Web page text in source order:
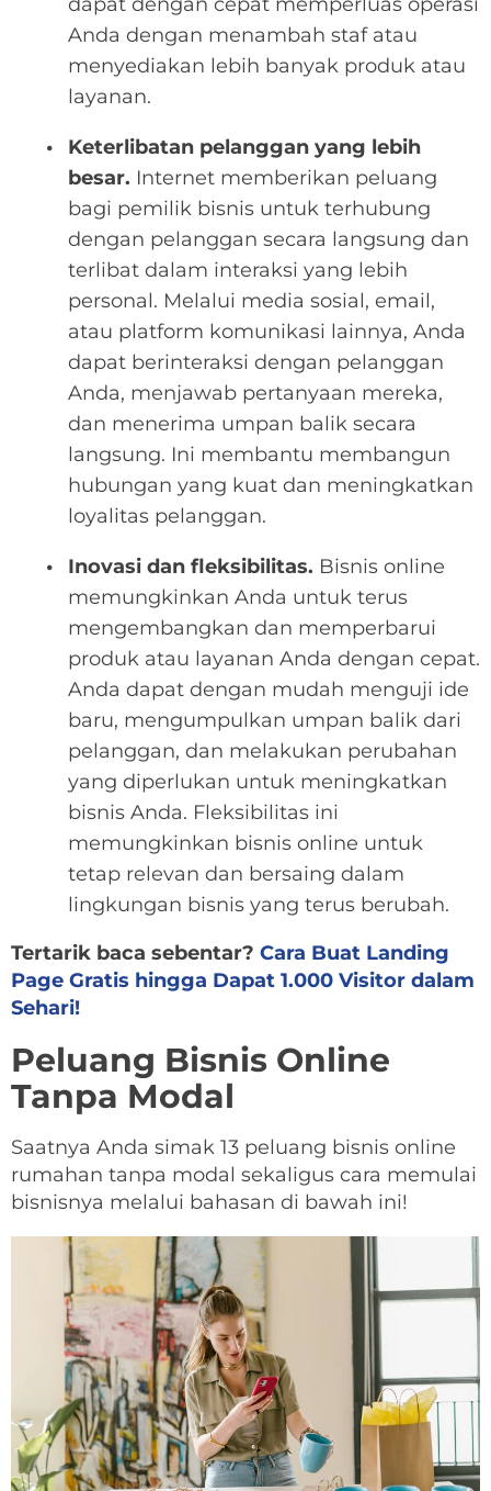
Anda dengan menambah staf atau
menyediakan lebih banyak produk atau
layanan.
Keterlibatan pelanggan yang lebih
besar. Internet memberikan peluang
bagi pemilik bisnis untuk terhubung
dengan pelanggan secara langsung dan
terlibat dalam interaksi yang lebih
personal. Melalui media sosial, email,
atau platform komunikasi lainnya, Anda
dapat berinteraksi dengan pelanggan
Anda, menjawab pertanyaan mereka,
dan menerima umpan balik secara
langsung. Ini membantu membangun
hubungan yang kuat dan meningkatkan
loyalitas pelanggan.
Inovasi dan fleksibilitas. Bisnis online
memungkinkan Anda untuk terus
mengembangkan dan memperbarui
produk atau layanan Anda dengan cepat.
Anda dapat dengan mudah menguji ide
baru, mengumpulkan umpan balik dari
pelanggan, dan melakukan perubahan
yang diperlukan untuk meningkatkan
bisnis Anda. Fleksibilitas ini
memungkinkan bisnis online untuk
tetap relevan dan bersaing dalam
lingkungan bisnis yang terus berubah.
Tertarik baca sebentar? Cara Buat Landing
Page Gratis hingga Dapat 1.000 Visitor dalam
Sehari!
Peluang Bisnis Online
Tanpa Modal
Saatnya Anda simak 13 peluang bisnis online
rumahan tanpa modal sekaligus cara memulai
bisnisnya melalui bahasan di bawah ini!